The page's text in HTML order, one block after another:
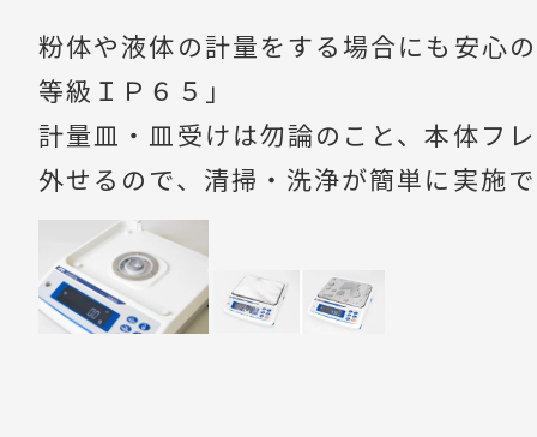
粉体や液体の計量をする場合にも安心
等級ＩＰ６５」
計量皿・皿受けは勿論のこと、本体フ
外せるので、清掃・洗浄が簡単に実施